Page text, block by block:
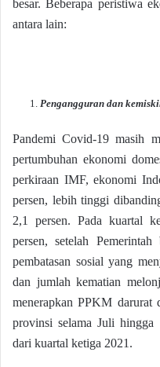
besar. Beberapa peristiwa
antara lain:
Pengangguran dan
Pandemi Covid-19 masih
pertumbuhan ekonomi
perkiraan IMF, ekonomi
persen, lebih tinggi
2,1 persen. Pada kuartal
persen, setelah
pembatasan sosial yang
dan jumlah kematian
menerapkan PPKM darurat
provinsi selama Juli hingga
dari kuartal ketiga 2021.